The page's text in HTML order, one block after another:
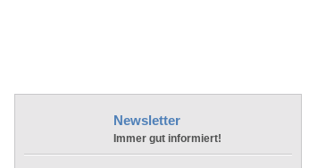
Newsletter
Immer gut informiert!